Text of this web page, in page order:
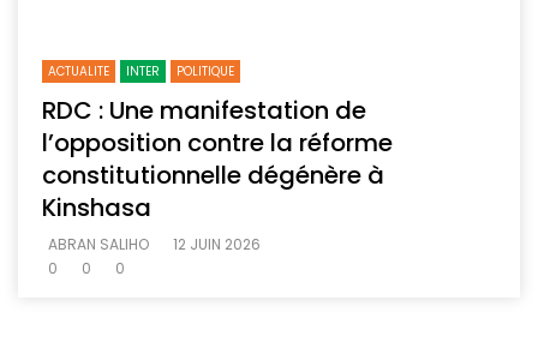
ACTUALITE INTER POLITIQUE
RDC : Une manifestation de
l’opposition contre la réforme
constitutionnelle dégénère à
Kinshasa
ABRAN SALIHO
12 JUIN 2026
0
0 0